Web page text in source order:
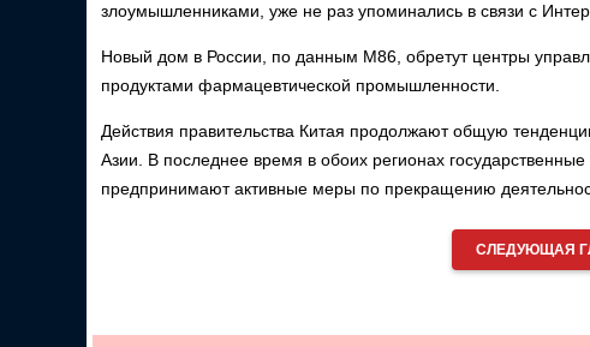
злоумышленниками, уже не раз упоминались в связи с
Новый дом в России, по данным M86, обретут центры
продуктами фармацевтической промышленности.
Действия правительства Китая продолжают общую
Азии. В последнее время в обоих регионах
предпринимают активные меры по прекращению
СЛЕДУЮЩАЯ